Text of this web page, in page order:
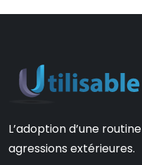
L’adoption d’une
agressions extérieures.